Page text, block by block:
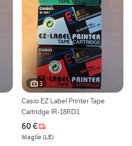
3
Casio EZ Label Printer Tape
Cartridge IR-18RD1
60 €
Maglie(LE)